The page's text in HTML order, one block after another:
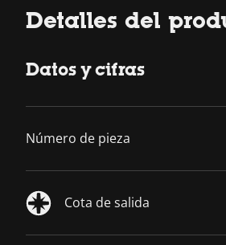
Detalles del
Datos y cifras
Número de pieza
Cota de salida